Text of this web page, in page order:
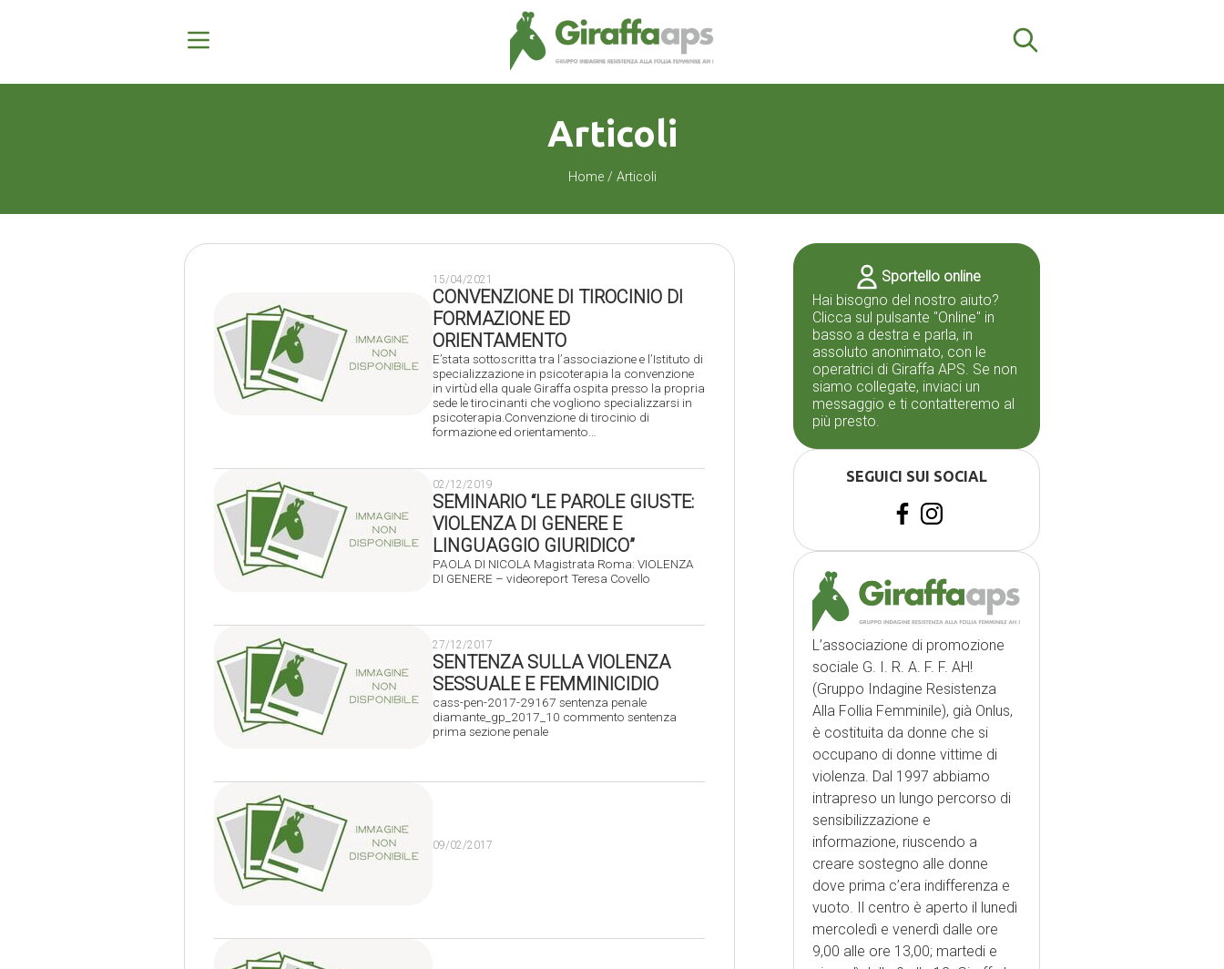
Articoli
Home/ Articoli
15/04/2021
CONVENZIONE DI TIROCINIO DI
FORMAZIONE ED
ORIENTAMENTO
E’stata sottoscritta tra l’associazione e l’Istituto di
specializzazione in psicoterapia la convenzione
in virtùd ella quale Giraffa ospita presso la propria
sede le tirocinanti che vogliono specializzarsi in
psicoterapia.Convenzione di tirocinio di
formazione ed orientamento…
02/12/2019
SEMINARIO “LE PAROLE GIUSTE:
VIOLENZA DI GENERE E
LINGUAGGIO GIURIDICO”
PAOLA DI NICOLA Magistrata Roma: VIOLENZA
DI GENERE – videoreport Teresa Covello
27/12/2017
SENTENZA SULLA VIOLENZA
SESSUALE E FEMMINICIDIO
cass-pen-2017-29167 sentenza penale
diamante_gp_2017_10 commento sentenza
prima sezione penale
09/02/2017
Sportello online
Hai bisogno del nostro aiuto?
Clicca sul pulsante "Online" in
basso a destra e parla, in
assoluto anonimato, con le
operatrici di Giraffa APS. Se non
siamo collegate, inviaci un
messaggio e ti contatteremo al
più presto.
SEGUICI SUI SOCIAL
L’associazione di promozione
sociale G. I. R. A. F. F. AH!
(Gruppo Indagine Resistenza
Alla Follia Femminile), già Onlus,
è costituita da donne che si
occupano di donne vittime di
violenza. Dal 1997 abbiamo
intrapreso un lungo percorso di
sensibilizzazione e
informazione, riuscendo a
creare sostegno alle donne
dove prima c’era indifferenza e
vuoto. Il centro è aperto il lunedì
mercoledì e venerdì dalle ore
9,00 alle ore 13,00; martedi e